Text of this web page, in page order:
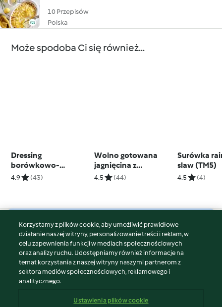
10 Przepisów
Polska
Może spodoba Ci się również...
Dressing
borówkowo-
balsamiczny
4.9 (43)
Wolno gotowana
jagnięcina z
ogórkowym
4.5 (44)
Surówka
slaw (TM5)
4.5 (4)
© Copyright 2026
Warunki korzystania
Polityka prywatności
Disclaimer
Znak wydawcy
Korzystamy z plików cookie, aby umożliwić prawidłowe
działanie naszej witryny, personalizowanie treści i reklam, w
celu zapewnienia funkcji w mediach społecznościowych
oraz analizy ruchu. Udostępniamy również informacje na
temat korzystania z naszej witryny naszymi partnerom z
sektora mediów społecznościowych, reklamowego i
analitycznego.
Ustawienia plików cookie